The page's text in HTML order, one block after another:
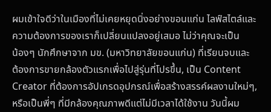
ผมเข้าใจดีว่าในเมืองที่ไม่เคยหยุดนิ่งอย่างขอนแก่น ไลฟ์สไตล์และ
ความต้องการของเราก็เปลี่ยนแปลงอยู่เสมอ ไม่ว่าคุณจะเป็น
น้องๆ นักศึกษาจาก มข. (มหาวิทยาลัยขอนแก่น) ที่เรียนจบและ
ต้องการขายกล้องตัวแรกเพื่อไปสู่รุ่นที่โปรขึ้น, เป็น Content
Creator ที่ต้องการอัปเกรดอุปกรณ์เพื่อสร้างสรรค์ผลงานใหม่ๆ,
หรือเป็นพี่ๆ ที่มีกล้องคุณภาพดีแต่ไม่มีเวลาได้ใช้งาน วันนี้ผม